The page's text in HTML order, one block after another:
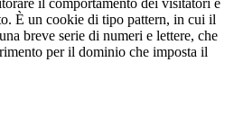
il comportamento dei visitatori e
È un cookie di tipo pattern, in cui il
breve serie di numeri e lettere, che
per il dominio che imposta il